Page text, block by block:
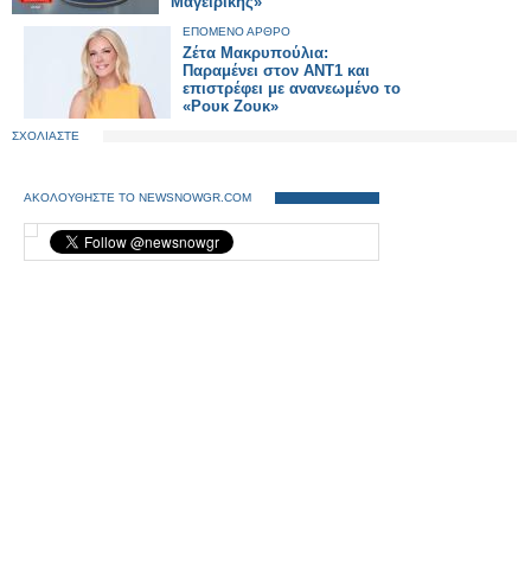
ΕΠΟΜΕΝΟ ΑΡΘΡΟ
Ζέτα Μακρυπούλια:
Παραμένει στον ΑΝΤ1 και
επιστρέφει με ανανεωμένο το
«Ρουκ Ζουκ»
ΣΧΟΛΙΑΣΤΕ
ΑΚΟΛΟΥΘΗΣΤΕ ΤΟ NEWSNOWGR.COM